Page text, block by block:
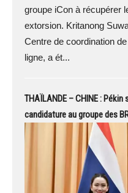
groupe iCon à récupérer
extorsion. Kritanong
Centre de coordination
ligne, a ét...
THAÏLANDE – CHINE :
candidature au groupe des